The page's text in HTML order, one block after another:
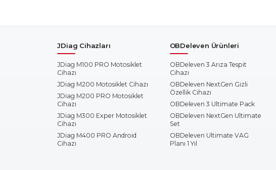
JDiag Cihazları
JDiag M100 PRO Motosiklet
Cihazı
JDiag M200 Motosiklet Cihazı
JDiag M200 PRO Motosiklet
Cihazı
JDiag M300 Exper Motosiklet
Cihazı
JDiag M400 PRO Android
Cihazı
OBDeleven Ürünleri
OBDeleven 3 Arıza Tespit
Cihazı
OBDeleven NextGen Gizli
Özellik Cihazı
OBDeleven 3 Ultimate Pack
OBDeleven NextGen Ultimate
Set
OBDeleven Ultimate VAG
Planı 1 Yıl